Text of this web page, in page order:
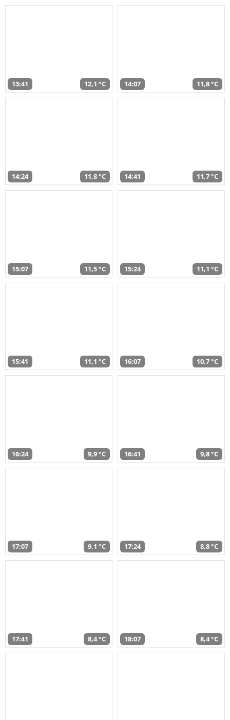
13:41 12,1 °C 14:07 11,8 °C
14:24 11,8 °C 14:41 11,7 °C
15:07 11,5 °C 15:24 11,1 °C
15:41 11,1 °C 16:07 10,7 °C
16:24 9,9 °C 16:41 9,8 °C
17:07 9,1 °C 17:24 8,8 °C
17:41 8,4 °C 18:07 8,4 °C